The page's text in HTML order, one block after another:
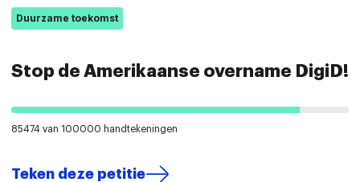
Duurzame toekomst
Stop de Amerikaanse overname DigiD!
85474 van 100000 handtekeningen
Teken deze petitie